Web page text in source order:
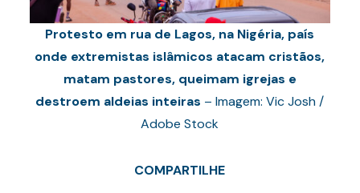
Protesto em rua de Lagos, na Nigéria, país
onde extremistas islâmicos atacam cristãos,
matam pastores, queimam igrejas e
destroem aldeias inteiras – Imagem: Vic Josh /
Adobe Stock
COMPARTILHE